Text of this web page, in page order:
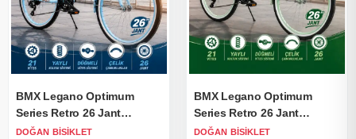
BMX Legano Optimum
Series Retro 26 Jant
Bisiklet Mavi - 21 Vites 26
DOĞAN BISIKLET
BMX Legano Optimum
Series Retro 26 Jant
Bisiklet Yeşil - 21 Vites 26
DOĞAN BISIKLET